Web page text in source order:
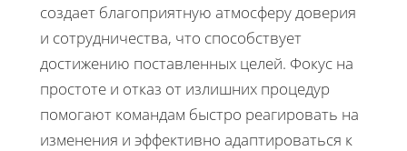
создает благоприятную атмосферу доверия
и сотрудничества, что способствует
достижению поставленных целей. Фокус на
простоте и отказ от излишних процедур
помогают командам быстро реагировать на
изменения и эффективно адаптироваться к